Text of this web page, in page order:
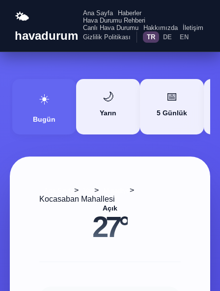
🌤️
havadurum
Ana Sayfa
Haberler
Hava Durumu Rehberi
Canlı Hava Durumu
Hakkımızda
İletişim
Gizlilik Politikası
TR DE EN
☀️
Bugün
🌙
Yarın
📅
5 Günlük
> >
>
Kocasaban Mahallesi
Açık
27°